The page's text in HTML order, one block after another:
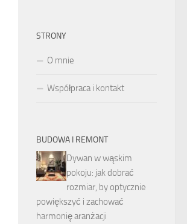
STRONY
O mnie
Współpraca i kontakt
BUDOWA I REMONT
Dywan w wąskim
pokoju: jak dobrać
rozmiar, by optycznie
powiększyć i zachować
harmonię aranżacji